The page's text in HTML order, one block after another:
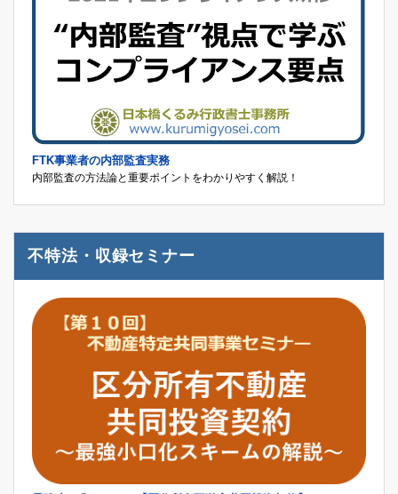
FTK事業者の内部監査実務
内部監査の方法論と重要ポイントをわかりやすく解説！
不特法・収録セミナー